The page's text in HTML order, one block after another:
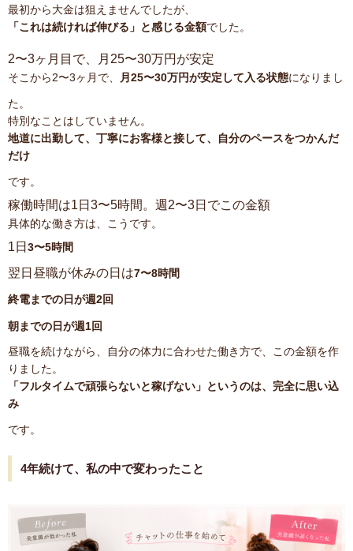
最初から大金は狙えませんでしたが、
「これは続ければ伸びる」と感じる金額でした。
2〜3ヶ月目で、月25〜30万円が安定
そこから2〜3ヶ月で、 月25〜30万円が安定して入る状態になりまし
た。
特別なことはしていません。
地道に出勤して、丁寧にお客様と接して、自分のペースをつかんだ
だけ
です。
稼働時間は1日3〜5時間。週2〜3日でこの金額
具体的な働き方は、こうです。
1日 3〜5時間
翌日昼職が休みの日は7〜8時間
終電までの日が週2回
朝までの日が週1回
昼職を続けながら、自分の体力に合わせた働き方で、この金額を作
りました。
「フルタイムで頑張らないと稼げない」というのは、完全に思い込
み
です。
4年続けて、私の中で変わったこと